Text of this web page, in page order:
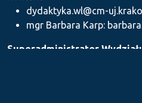
dydaktyka.wl@cm-
mgr Barbara Karp:
Superadministrator